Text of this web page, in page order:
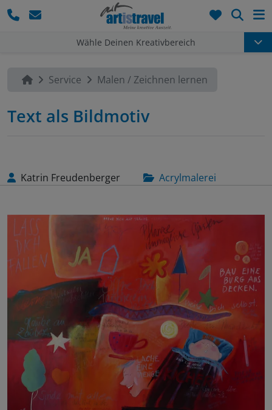
Wähle Deinen Kreativbereich
Service Malen / Zeichnen lernen
Text als Bildmotiv
Katrin Freudenberger Acrylmalerei